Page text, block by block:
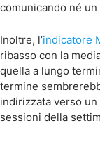
comunicando né
Inoltre, l’indicatore
ribasso con la
quella a lungo
termine
indirizzata verso
sessioni della